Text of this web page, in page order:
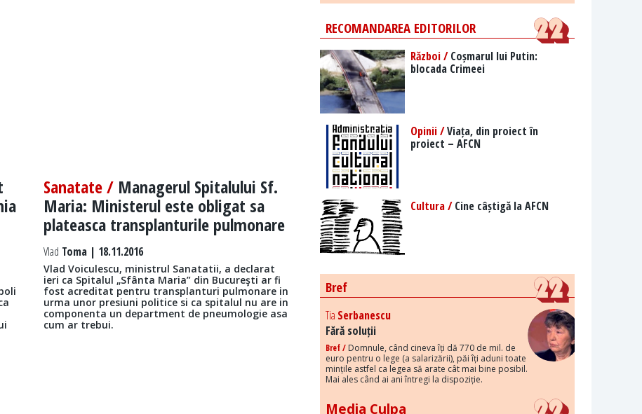
Sanatate / Managerul Spitalului Sf.
Maria: Ministerul este obligat sa
plateasca transplanturile pulmonare
Vlad Toma | 18.11.2016
Vlad Voiculescu, ministrul Sanatatii, a declarat
ieri ca Spitalul „Sfânta Maria” din Bucureşti ar fi
fost acreditat pentru transplanturi pulmonare in
urma unor presiuni politice si ca spitalul nu are in
componenta un department de pneumologie asa
cum ar trebui.
RECOMANDAREA EDITORILOR
Război /Coșmarul lui Putin:
blocada Crimeei
Opinii /Viața, din proiect în
proiect – AFCN
Cultura /Cine câștigă la AFCN
Bref
Tia Serbanescu
Fără soluții
Bref / Domnule, când cineva îți dă 770 de mil. de
euro pentru o lege (a salarizării), păi îți aduni toate
mințile astfel ca legea să arate cât mai bine posibil.
Mai ales când ai ani întregi la dispoziție.
Media Culpa